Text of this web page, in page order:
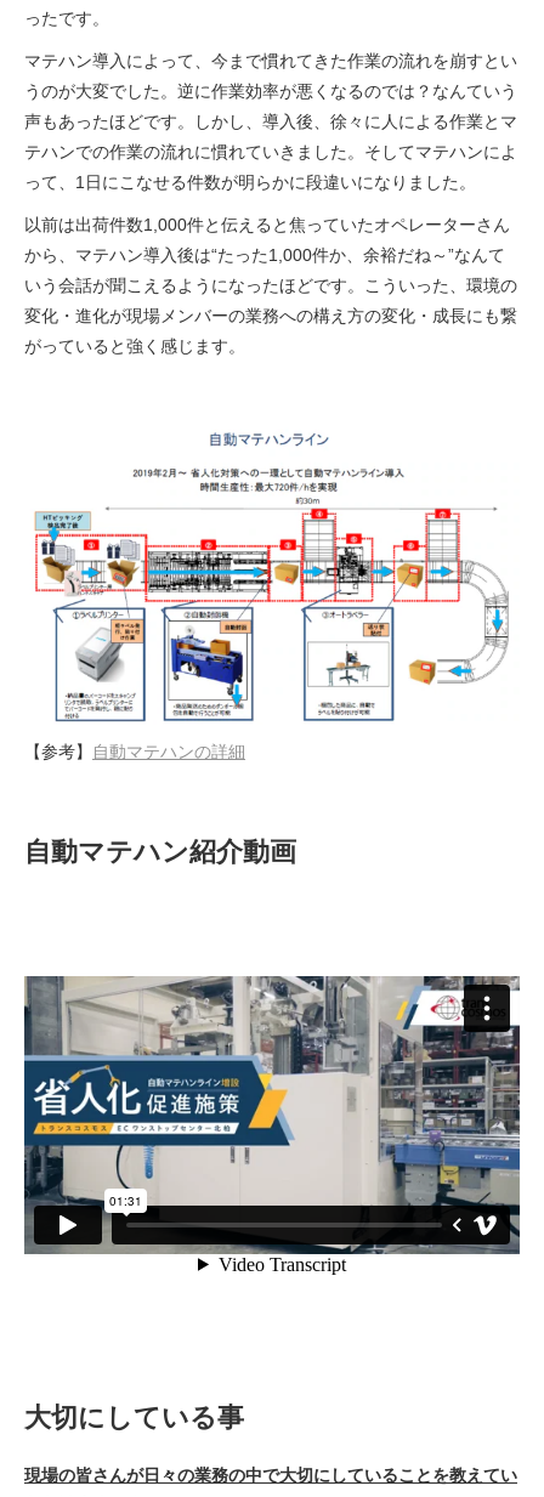
ったです。
マテハン導入によって、今まで慣れてきた作業の流れを崩すとい
うのが大変でした。逆に作業効率が悪くなるのでは？なんていう
声もあったほどです。しかし、導入後、徐々に人による作業とマ
テハンでの作業の流れに慣れていきました。そしてマテハンによ
って、1日にこなせる件数が明らかに段違いになりました。
以前は出荷件数1,000件と伝えると焦っていたオペレーターさん
から、マテハン導入後は“たった1,000件か、余裕だね～”なんて
いう会話が聞こえるようになったほどです。こういった、環境の
変化・進化が現場メンバーの業務への構え方の変化・成長にも繋
がっていると強く感じます。
【参考】 自動マテハンの詳細
自動マテハン紹介動画
大切にしている事
現場の皆さんが日々の業務の中で大切にしていることを教えてい